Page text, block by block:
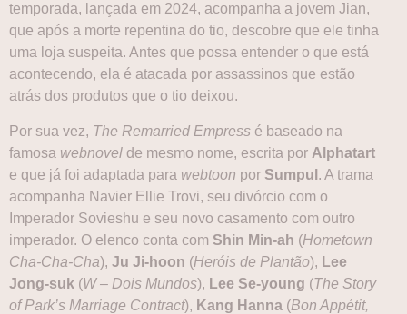
temporada, lançada em 2024, acompanha a jovem Jian,
que após a morte repentina do tio, descobre que ele tinha
uma loja suspeita. Antes que possa entender o que está
acontecendo, ela é atacada por assassinos que estão
atrás dos produtos que o tio deixou.
Por sua vez, The Remarried Empress é baseado na
famosa webnovel de mesmo nome, escrita por Alphatart
e que já foi adaptada para webtoon por Sumpul . A trama
acompanha Navier Ellie Trovi, seu divórcio com o
Imperador Sovieshu e seu novo casamento com outro
imperador. O elenco conta com Shin Min-ah (Hometown
Cha-Cha-Cha), Ju Ji-hoon (Heróis de Plantão), Lee
Jong-suk (W – Dois Mundos), Lee Se-young (The Story
of Park’s Marriage Contract), Kang Hanna (Bon Appétit,